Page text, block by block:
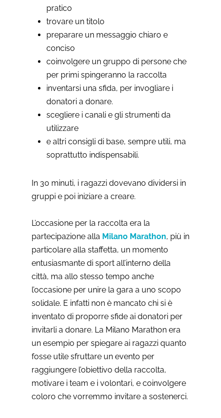
pratico
trovare un titolo
preparare un messaggio chiaro e
conciso
coinvolgere un gruppo di persone che
per primi spingeranno la raccolta
inventarsi una sfida, per invogliare i
donatori a donare.
scegliere i canali e gli strumenti da
utilizzare
e altri consigli di base, sempre utili, ma
soprattutto indispensabili.
In 30 minuti, i ragazzi dovevano dividersi in
gruppi e poi iniziare a creare.
L’occasione per la raccolta era la
partecipazione alla Milano Marathon, più in
particolare alla staffetta, un momento
entusiasmante di sport all’interno della
città, ma allo stesso tempo anche
l’occasione per unire la gara a uno scopo
solidale. E infatti non è mancato chi si è
inventato di proporre sfide ai donatori per
invitarli a donare. La Milano Marathon era
un esempio per spiegare ai ragazzi quanto
fosse utile sfruttare un evento per
raggiungere l’obiettivo della raccolta,
motivare i team e i volontari, e coinvolgere
coloro che vorremmo invitare a sostenerci.